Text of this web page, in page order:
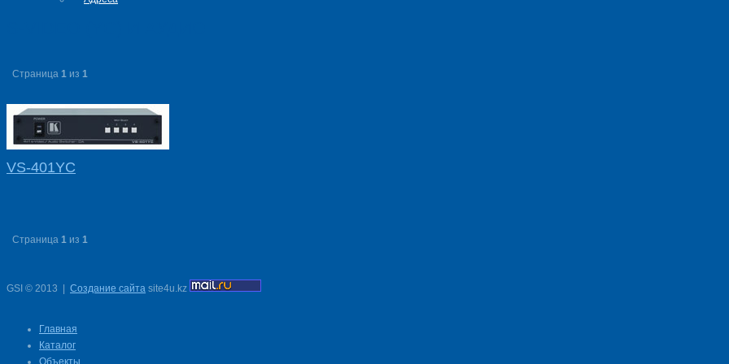
Страница 1 из 1
VS-401YC
Страница 1 из 1
GSI © 2013 Создание сайта site4u.kz
Главная
Каталог
Объекты